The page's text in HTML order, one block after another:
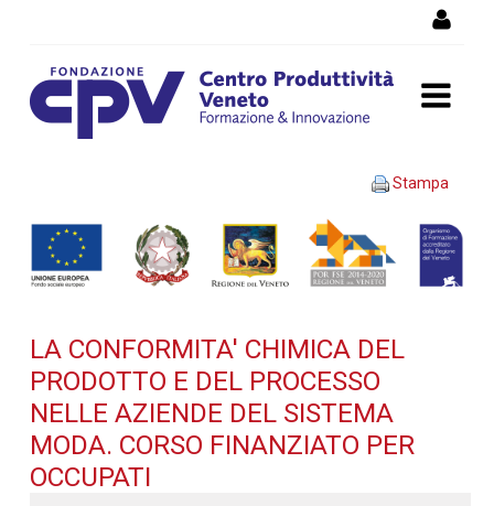
LA CONFORMITA' CHIMICA
DEL PRODOTTO E DEL
PROCESSO NELLE AZIENDE
finanziato per occupati -
Dettaglio corso di
formazione
Stampa
LA CONFORMITA' CHIMICA DEL
PRODOTTO E DEL PROCESSO
NELLE AZIENDE DEL SISTEMA
MODA. CORSO FINANZIATO PER
OCCUPATI